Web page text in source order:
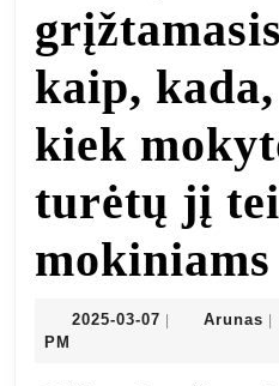
kaip,
kiek
turėtų jį
mokiniams
2025-03-07 2025- Arunas
PM